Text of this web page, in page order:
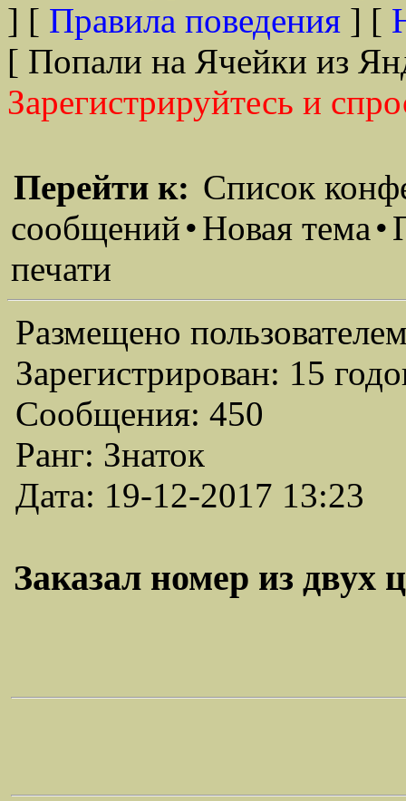
] [ Правила поведения ] [
[ Попали на Ячейки из
Зарегистрируйтесь и
Перейти к: Список
сообщений•Новая тема•
печати
Размещено
Зарегистрирован: 15
Сообщения: 450
Ранг: Знаток
Дата: 19-12-2017 13:23
Заказал номер из двух